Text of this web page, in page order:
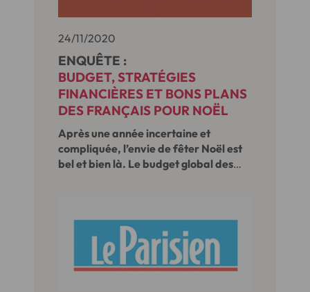
24/11/2020
ENQUÊTE :
BUDGET, STRATÉGIES
FINANCIÈRES ET BONS PLANS
DES FRANÇAIS POUR NOËL
Après une année incertaine et
compliquée, l’envie de fêter Noël est
bel et bien là. Le budget global des
click & collect et cherchent à optimiser
leurs dépenses.